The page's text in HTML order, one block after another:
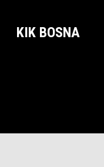
KIK BOSNA